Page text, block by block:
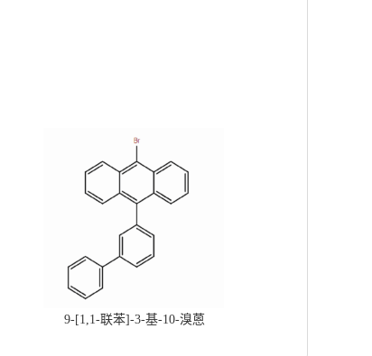
9-[1,1-联苯]-3-基-10-溴蒽